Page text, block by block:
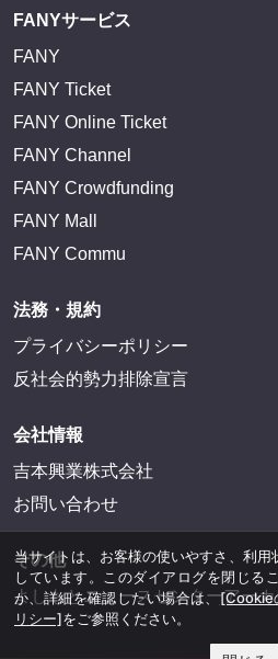
FANYサービス
FANY
FANY Ticket
FANY Online Ticket
FANY Channel
FANY Crowdfunding
FANY Mall
FANY Commu
法務・規約
プライバシーポリシー
反社会的勢力排除宣言
会社情報
吉本興業株式会社
お問い合わせ
その他
よしもとニュースセンターアー
当サイトは、お客様の使いやすさ、利
しています。このダイアログを閉じる
か、詳細を確認したい場合は、[Cookie
リシー]をご参照ください。